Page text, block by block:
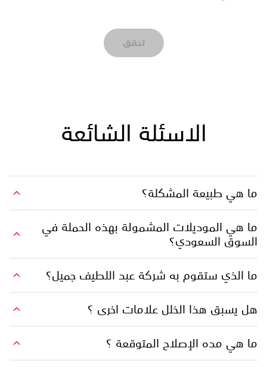
تحقق
الاسئلة الشائعة
ما هي طبيعة المشكلة؟
ما هي الموديلات المشمولة بهذه الحملة في
السوق السعودي؟
ما الذي ستقوم به شركة عبد اللطيف جميل؟
هل يسبق هذا الخلل علامات اخرى ؟
ما هي مده الإصلاح المتوقعة ؟